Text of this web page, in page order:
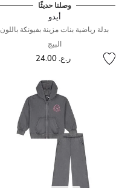
وصلنا حديثًا
أيدو
بدلة رياضية بنات مزينة بفيونكة باللون
البيج
ر.ع. 24.00